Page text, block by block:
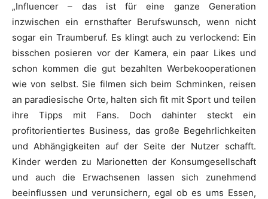
„Influencer – das ist für eine ganze Generation
inzwischen ein ernsthafter Berufswunsch, wenn nicht
sogar ein Traumberuf. Es klingt auch zu verlockend: Ein
bisschen posieren vor der Kamera, ein paar Likes und
schon kommen die gut bezahlten Werbekooperationen
wie von selbst. Sie filmen sich beim Schminken, reisen
an paradiesische Orte, halten sich fit mit Sport und teilen
ihre Tipps mit Fans. Doch dahinter steckt ein
profitorientiertes Business, das große Begehrlichkeiten
und Abhängigkeiten auf der Seite der Nutzer schafft.
Kinder werden zu Marionetten der Konsumgesellschaft
und auch die Erwachsenen lassen sich zunehmend
beeinflussen und verunsichern, egal ob es ums Essen,